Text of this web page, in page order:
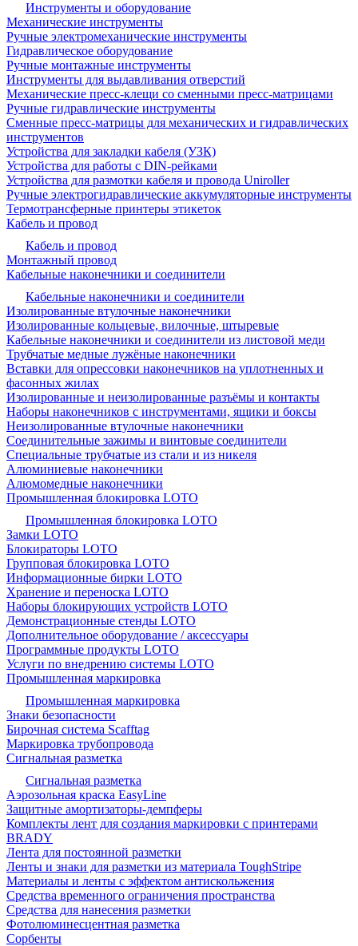
Инструменты и оборудование
Механические инструменты
Ручные электромеханические инструменты
Гидравлическое оборудование
Ручные монтажные инструменты
Инструменты для выдавливания отверстий
Механические пресс-клещи со сменными пресс-матрицами
Ручные гидравлические инструменты
Сменные пресс-матрицы для механических и гидравлических
инструментов
Устройства для закладки кабеля (УЗК)
Устройства для работы с DIN-рейками
Устройства для размотки кабеля и провода Uniroller
Ручные электрогидравлические аккумуляторные инструменты
Термотрансферные принтеры этикеток
Кабель и провод
Кабель и провод
Монтажный провод
Кабельные наконечники и соединители
Кабельные наконечники и соединители
Изолированные втулочные наконечники
Изолированные кольцевые, вилочные, штыревые
Кабельные наконечники и соединители из листовой меди
Трубчатые медные лужёные наконечники
Вставки для опрессовки наконечников на уплотненных и
фасонных жилах
Изолированные и неизолированные разъёмы и контакты
Наборы наконечников с инструментами, ящики и боксы
Неизолированные втулочные наконечники
Соединительные зажимы и винтовые соединители
Специальные трубчатые из стали и из никеля
Алюминиевые наконечники
Алюмомедные наконечники
Промышленная блокировка LOTO
Промышленная блокировка LOTO
Замки LOTO
Блокираторы LOTO
Групповая блокировка LOTO
Информационные бирки LOTO
Хранение и переноска LOTO
Наборы блокирующих устройств LOTO
Демонстрационные стенды LOTO
Дополнительное оборудование / аксессуары
Программные продукты LOTO
Услуги по внедрению системы LOTO
Промышленная маркировка
Промышленная маркировка
Знаки безопасности
Бирочная система Scafftag
Маркировка трубопровода
Сигнальная разметка
Сигнальная разметка
Аэрозольная краска EasyLine
Защитные амортизаторы-демпферы
Комплекты лент для создания маркировки с принтерами
BRADY
Лента для постоянной разметки
Ленты и знаки для разметки из материала ToughStripe
Материалы и ленты с эффектом антискольжения
Средства временного ограничения пространства
Средства для нанесения разметки
Фотолюминесцентная разметка
Сорбенты